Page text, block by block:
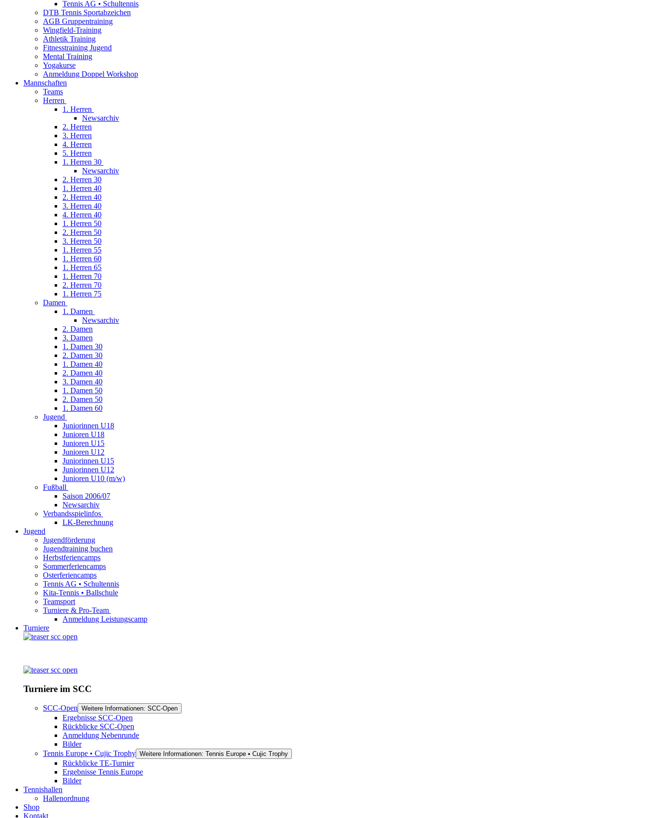
Tennis AG • Schultennis
DTB Tennis Sportabzeichen
AGB Gruppentraining
Wingfield-Training
Athletik Training
Fitnesstraining Jugend
Mental Training
Yogakurse
Anmeldung Doppel Workshop
Mannschaften
Teams
Herren
1. Herren
Newsarchiv
2. Herren
3. Herren
4. Herren
5. Herren
1. Herren 30
Newsarchiv
2. Herren 30
1. Herren 40
2. Herren 40
3. Herren 40
4. Herren 40
1. Herren 50
2. Herren 50
3. Herren 50
1. Herren 55
1. Herren 60
1. Herren 65
1. Herren 70
2. Herren 70
1. Herren 75
Damen
1. Damen
Newsarchiv
2. Damen
3. Damen
1. Damen 30
2. Damen 30
1. Damen 40
2. Damen 40
3. Damen 40
1. Damen 50
2. Damen 50
1. Damen 60
Jugend
Juniorinnen U18
Junioren U18
Junioren U15
Junioren U12
Juniorinnen U15
Juniorinnen U12
Junioren U10 (m/w)
Fußball
Saison 2006/07
Newsarchiv
Verbandsspielinfos
LK-Berechnung
Jugend
Jugendförderung
Jugendtraining buchen
Herbstferiencamps
Sommerferiencamps
Osterferiencamps
Tennis AG • Schultennis
Kita-Tennis • Ballschule
Teamsport
Turniere & Pro-Team
Anmeldung Leistungscamp
Turniere
Turniere im SCC
SCC-Open Weitere Informationen: SCC-Open
Ergebnisse SCC-Open
Rückblicke SCC-Open
Anmeldung Nebenrunde
Bilder
Tennis Europe • Cujic Trophy Weitere Informationen: Tennis Europe • Cujic Trophy
Rückblicke TE-Turnier
Ergebnisse Tennis Europe
Bilder
Tennishallen
Hallenordnung
Shop
Kontakt